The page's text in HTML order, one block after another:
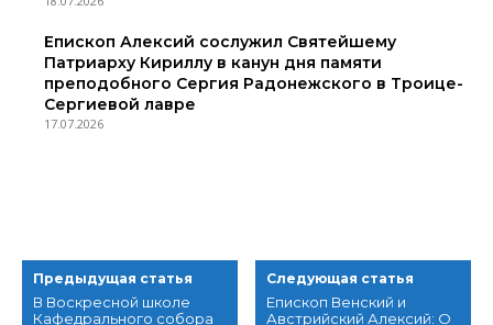
Епископ Алексий сослужил Святейшему
Патриарху Кириллу в канун дня памяти
преподобного Сергия Радонежского в Троице-
Сергиевой лавре
17.07.2026
Предыдущая статья
В Воскресной школе
Кафедрального собора
Следующая статья
Епископ Венский и
Австрийский Алексий: О